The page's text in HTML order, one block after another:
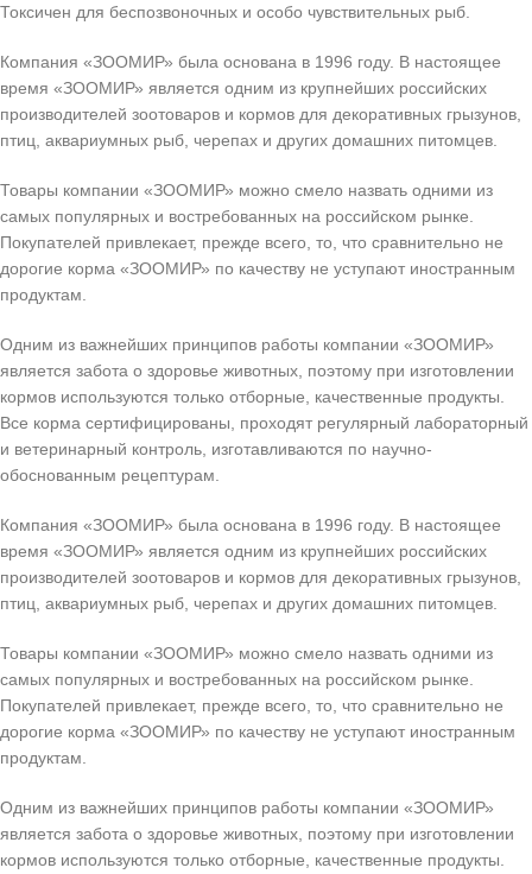
Токсичен для беспозвоночных и особо чувствительных рыб.
Компания «ЗООМИР» была основана в 1996 году. В настоящее
время «ЗООМИР» является одним из крупнейших российских
производителей зоотоваров и кормов для декоративных грызунов,
птиц, аквариумных рыб, черепах и других домашних питомцев.
Товары компании «ЗООМИР» можно смело назвать одними из
самых популярных и востребованных на российском рынке.
Покупателей привлекает, прежде всего, то, что сравнительно не
дорогие корма «ЗООМИР» по качеству не уступают иностранным
продуктам.
Одним из важнейших принципов работы компании «ЗООМИР»
является забота о здоровье животных, поэтому при изготовлении
кормов используются только отборные, качественные продукты.
Все корма сертифицированы, проходят регулярный лабораторный
и ветеринарный контроль, изготавливаются по научно-
обоснованным рецептурам.
Компания «ЗООМИР» была основана в 1996 году. В настоящее
время «ЗООМИР» является одним из крупнейших российских
производителей зоотоваров и кормов для декоративных грызунов,
птиц, аквариумных рыб, черепах и других домашних питомцев.
Товары компании «ЗООМИР» можно смело назвать одними из
самых популярных и востребованных на российском рынке.
Покупателей привлекает, прежде всего, то, что сравнительно не
дорогие корма «ЗООМИР» по качеству не уступают иностранным
продуктам.
Одним из важнейших принципов работы компании «ЗООМИР»
является забота о здоровье животных, поэтому при изготовлении
кормов используются только отборные, качественные продукты.